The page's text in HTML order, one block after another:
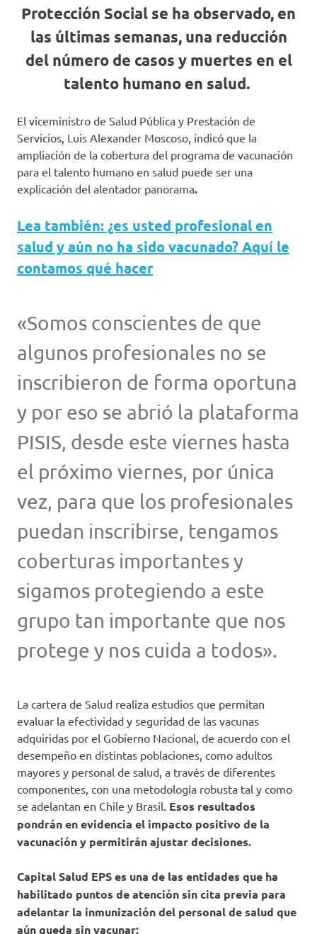
Protección Social se ha observado, en
las últimas semanas, una reducción
del número de casos y muertes en el
talento humano en salud.
El viceministro de Salud Pública y Prestación de
Servicios, Luis Alexander Moscoso, indicó que la
ampliación de la cobertura del programa de vacunación
para el talento humano en salud puede ser una
explicación del alentador panorama.
Lea también: ¿es usted profesional en
salud y aún no ha sido vacunado? Aquí le
contamos qué hacer
«Somos conscientes de que
algunos profesionales no se
inscribieron de forma oportuna
y por eso se abrió la plataforma
PISIS, desde este viernes hasta
el próximo viernes, por única
vez, para que los profesionales
puedan inscribirse, tengamos
coberturas importantes y
sigamos protegiendo a este
grupo tan importante que nos
protege y nos cuida a todos».
La cartera de Salud realiza estudios que permitan
evaluar la efectividad y seguridad de las vacunas
adquiridas por el Gobierno Nacional, de acuerdo con el
desempeño en distintas poblaciones, como adultos
mayores y personal de salud, a través de diferentes
componentes, con una metodología robusta tal y como
se adelantan en Chile y Brasil. Esos resultados
pondrán en evidencia el impacto positivo de la
vacunación y permitirán ajustar decisiones.
Capital Salud EPS es una de las entidades que ha
habilitado puntos de atención sin cita previa para
adelantar la inmunización del personal de salud que
aún queda sin vacunar: